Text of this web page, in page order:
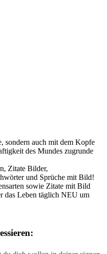
sondern auch mit dem Kopfe
des Mundes zugrunde
Zitate Bilder,
und Sprüche mit Bild!
sowie Zitate mit Bild
das Leben täglich NEU um